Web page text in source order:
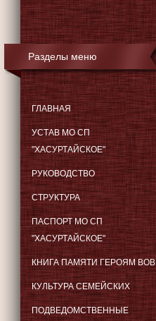
Разделы меню
ГЛАВНАЯ
УСТАВ МО СП
"ХАСУРТАЙСКОЕ"
РУКОВОДСТВО
СТРУКТУРА
ПАСПОРТ МО СП
"ХАСУРТАЙСКОЕ"
КНИГА ПАМЯТИ ГЕРОЯМ ВОВ
КУЛЬТУРА СЕМЕЙСКИХ
ПОДВЕДОМСТВЕННЫЕ